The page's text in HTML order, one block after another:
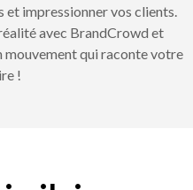
impressionner vos clients.
avec BrandCrowd et
mouvement qui raconte votre
!